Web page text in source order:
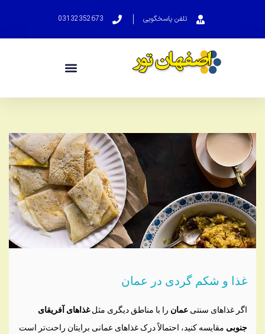
تلفن پاسخگویی 03132352673
غذا و شکم گردی در عمان
اگر غذاهای سنتی عمان را با مناطق دیگری مثلغذاهای آفریقای
جنوبی مقایسه کنید، احتمالاً درک غذاهای عمانی برایتان راحت‌تر است